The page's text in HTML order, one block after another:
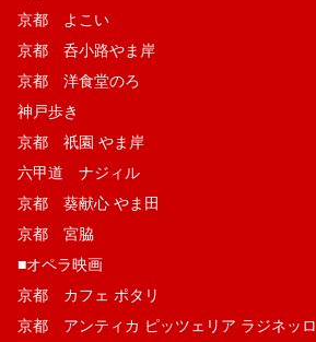
京都 よこい
京都 呑小路やま岸
京都 洋食堂のろ
神戸歩き
京都 祇園 やま岸
六甲道 ナジィル
京都 葵献心 やま田
京都 宮脇
■オペラ映画
京都 カフェ ポタリ
京都 アンティカ ピッツェリア ラジネッロ